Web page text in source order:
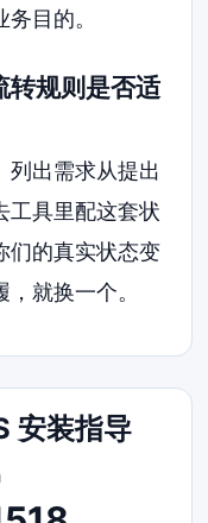
目的。
转规则是否适
列出需求从提出
工具里配这套状
们的真实状态变
就换一个。
安装指导